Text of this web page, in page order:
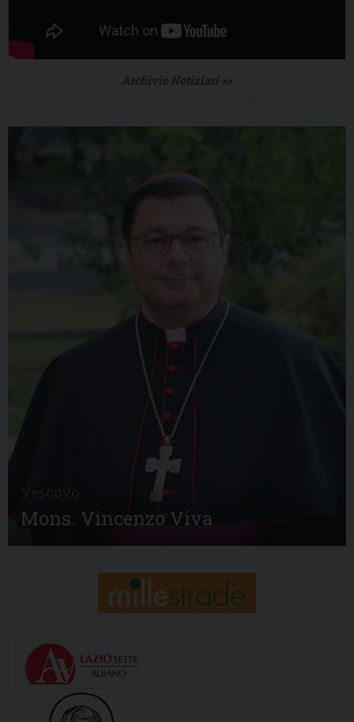
Archivio Notiziari >>
Vescovo
Mons. Vincenzo Viva